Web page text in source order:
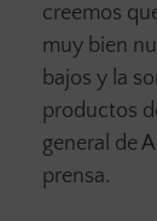
creemos
muy bien
bajos y la
productos
general de
prensa.